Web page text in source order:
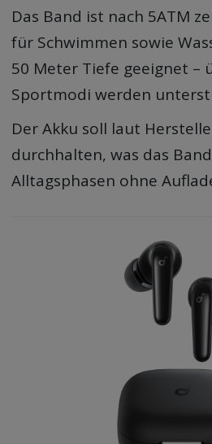
Das Band ist nach 5ATM
für Schwimmen sowie
50 Meter Tiefe geeignet –
Sportmodi werden
Der Akku soll laut
durchhalten, was das
Alltagsphasen ohne